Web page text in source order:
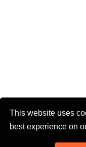
This website uses
best experience on